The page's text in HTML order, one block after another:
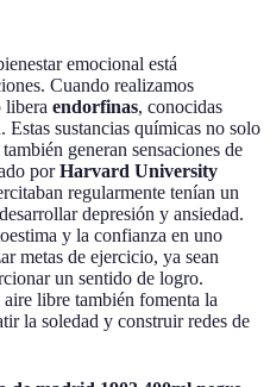
emocional está
Cuando realizamos
libera endorfinas, conocidas
sustancias químicas no solo
generan sensaciones de
porHarvard University
regularmente tenían un
depresión y ansiedad.
y la confianza en uno
metas de ejercicio, ya sean
un sentido de logro.
libre también fomenta la
la soledad y construir redes de